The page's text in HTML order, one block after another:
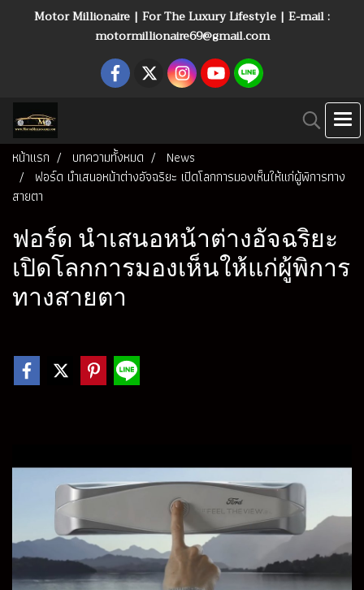
Motor Millionaire | For The Luxury Lifestyle | E-mail :
motormillionaire69@gmail.com
หน้าแรก บทความทั้งหมด
News
ฟอร์ด นำเสนอหน้าต่างอัจฉริยะ เปิดโลกการมองเห็นให้แก่ผู้พิการทาง
สายตา
ฟอร์ด นำเสนอหน้าต่างอัจฉริยะ
เปิดโลกการมองเห็นให้แก่ผู้พิการ
ทางสายตา